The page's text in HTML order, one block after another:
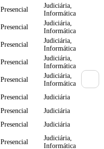
Presencial
Judiciária,
Informática
Presencial
Judiciária,
Informática
Presencial
Judiciária,
Informática
Presencial
Judiciária,
Informática
Presencial
Judiciária,
Informática
Presencial
Judiciária
Presencial
Judiciária
Presencial Judiciária
Presencial
Judiciária,
Informática